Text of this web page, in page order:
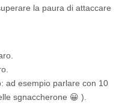
la paura di attaccare
ad esempio parlare con 10
sgnaccherone 😀 ).